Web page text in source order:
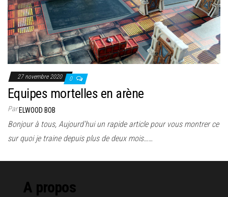
27 novembre 2020 0
Equipes mortelles en arène
ParELWOOD BOB
Bonjour à tous, Aujourd’hui un rapide article pour vous montrer ce
sur quoi je traine depuis plus de deux mois……
A propos